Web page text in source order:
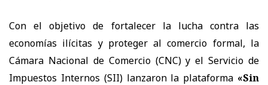
Con el objetivo de fortalecer la lucha contra las
economías ilícitas y proteger al comercio formal, la
Cámara Nacional de Comercio (CNC) y el Servicio de
Impuestos Internos (SII) lanzaron la plataforma «Sin